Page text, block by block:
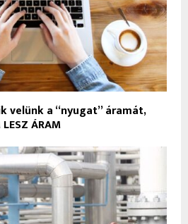
velünk a “nyugat” áramát,
ÁRAM